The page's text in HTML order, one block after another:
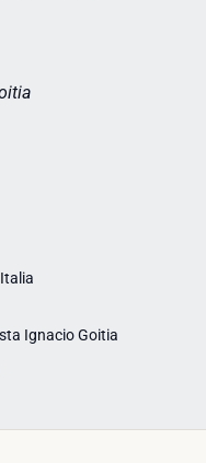
Ignacio Goitia